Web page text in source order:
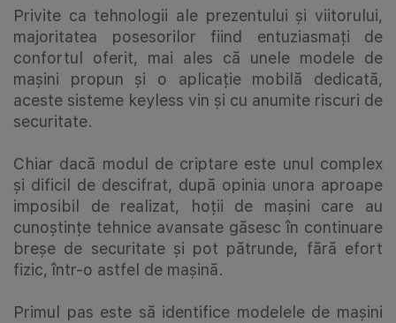
Privite ca tehnologii ale prezentului și viitorului,
majoritatea posesorilor fiind entuziasmați de
confortul oferit, mai ales că unele modele de
mașini propun și o aplicație mobilă dedicată,
aceste sisteme keyless vin și cu anumite riscuri de
securitate.
Chiar dacă modul de criptare este unul complex
și dificil de descifrat, după opinia unora aproape
imposibil de realizat, hoții de mașini care au
cunoștințe tehnice avansate găsesc în continuare
breșe de securitate și pot pătrunde, fără efort
fizic, într-o astfel de mașină.
Primul pas este să identifice modelele de mașini